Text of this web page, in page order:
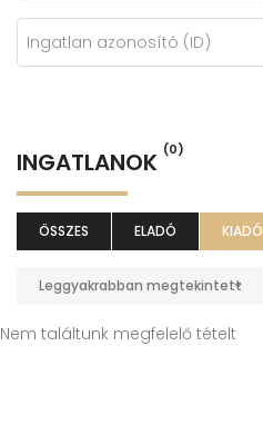
INGATLANOK (0)
ÖSSZES ELADÓ KIADÓ
Leggyakrabban megtekintett
Nem találtunk megfelelő tételt